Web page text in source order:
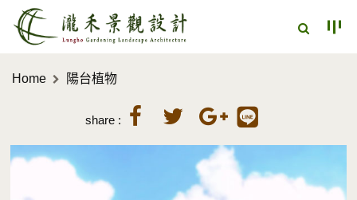
Home 陽台植物
share :